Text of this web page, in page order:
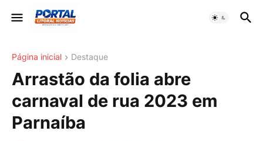
Página inicial Destaque
Arrastão da folia abre
carnaval de rua 2023 em
Parnaíba